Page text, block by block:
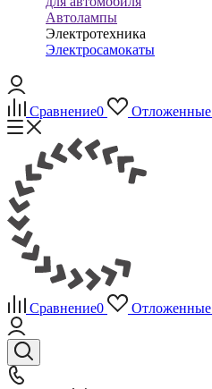
Автолампы
Электротехника
Электросамокаты
Сравнение0 Отложенные
Сравнение0 Отложенные